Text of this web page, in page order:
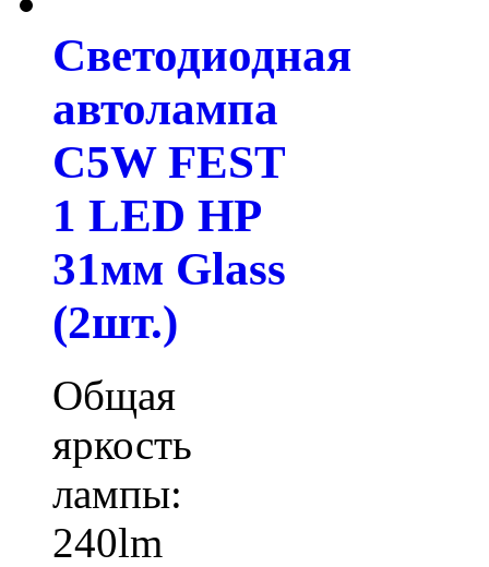
Светодиодная
автолампа
C5W FEST
1 LED HP
31мм Glass
(2шт.)
Общая
яркость
лампы:
240lm